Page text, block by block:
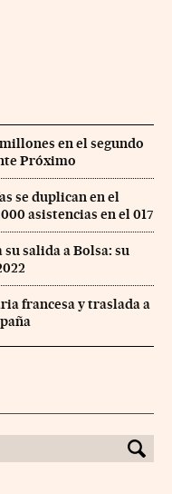
en el segundo
Próximo
se duplican en el
asistencias en el 017
salida a Bolsa: su
francesa y traslada a